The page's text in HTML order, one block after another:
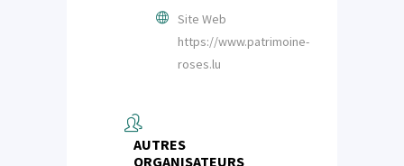
Site Web
https://www.patrimoine-
roses.lu
AUTRES
ORGANISATEURS